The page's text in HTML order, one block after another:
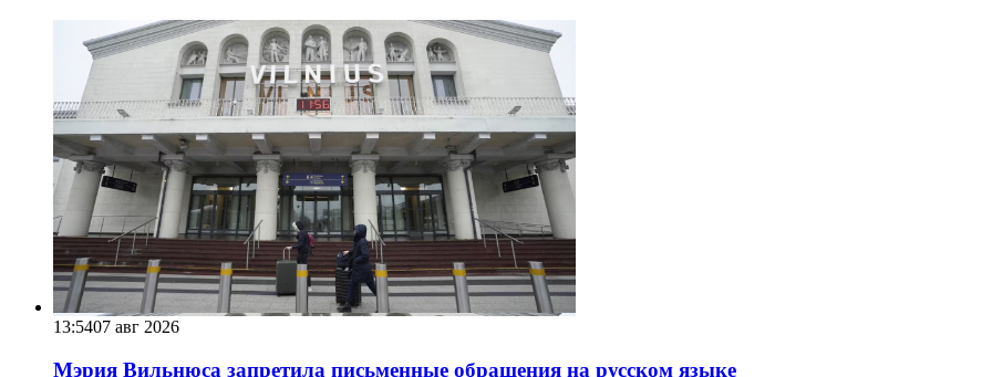
13:5407 авг 2026
Мэрия Вильнюса запретила письменные обращения на русском языке